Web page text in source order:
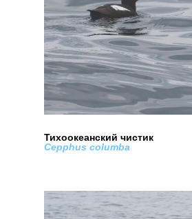
Тихоокеанский чистик
Cepphus columba